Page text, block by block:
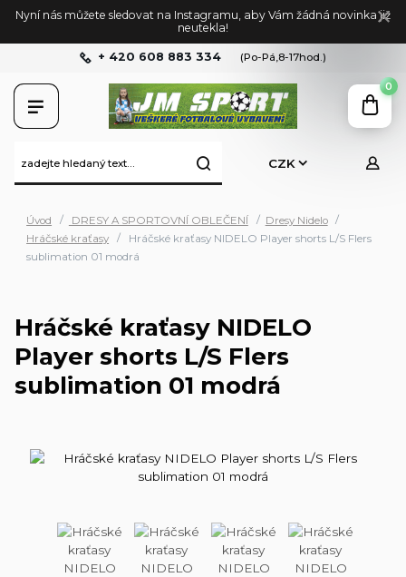
Nyní nás můžete sledovat na Instagramu, aby Vám žádná novinka již
neutekla!
CZK
+ 420 608 883 334 (Po-Pá,8-17hod.)
0
Úvod DRESY A SPORTOVNÍ OBLEČENÍ
Dresy Nidelo
Hráčské kraťasy
Hráčské kraťasy NIDELO Player shorts L/S Flers
sublimation 01 modrá
Hráčské kraťasy NIDELO
Player shorts L/S Flers
sublimation 01 modrá